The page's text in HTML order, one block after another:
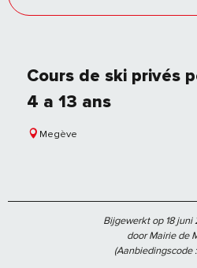
Cours de ski privés
4 a 13 ans
Megève
Bijgewerkt op 18 juni
door Mairie de
(Aanbiedingscode :